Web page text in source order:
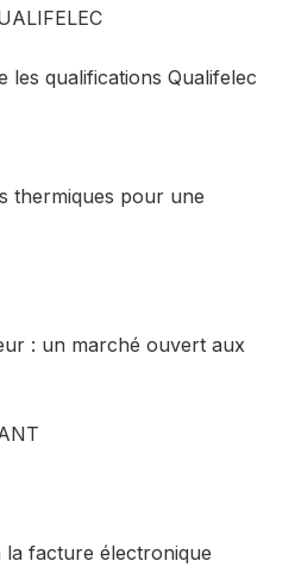
les qualifications Qualifelec
thermiques pour une
: un marché ouvert aux
la facture électronique